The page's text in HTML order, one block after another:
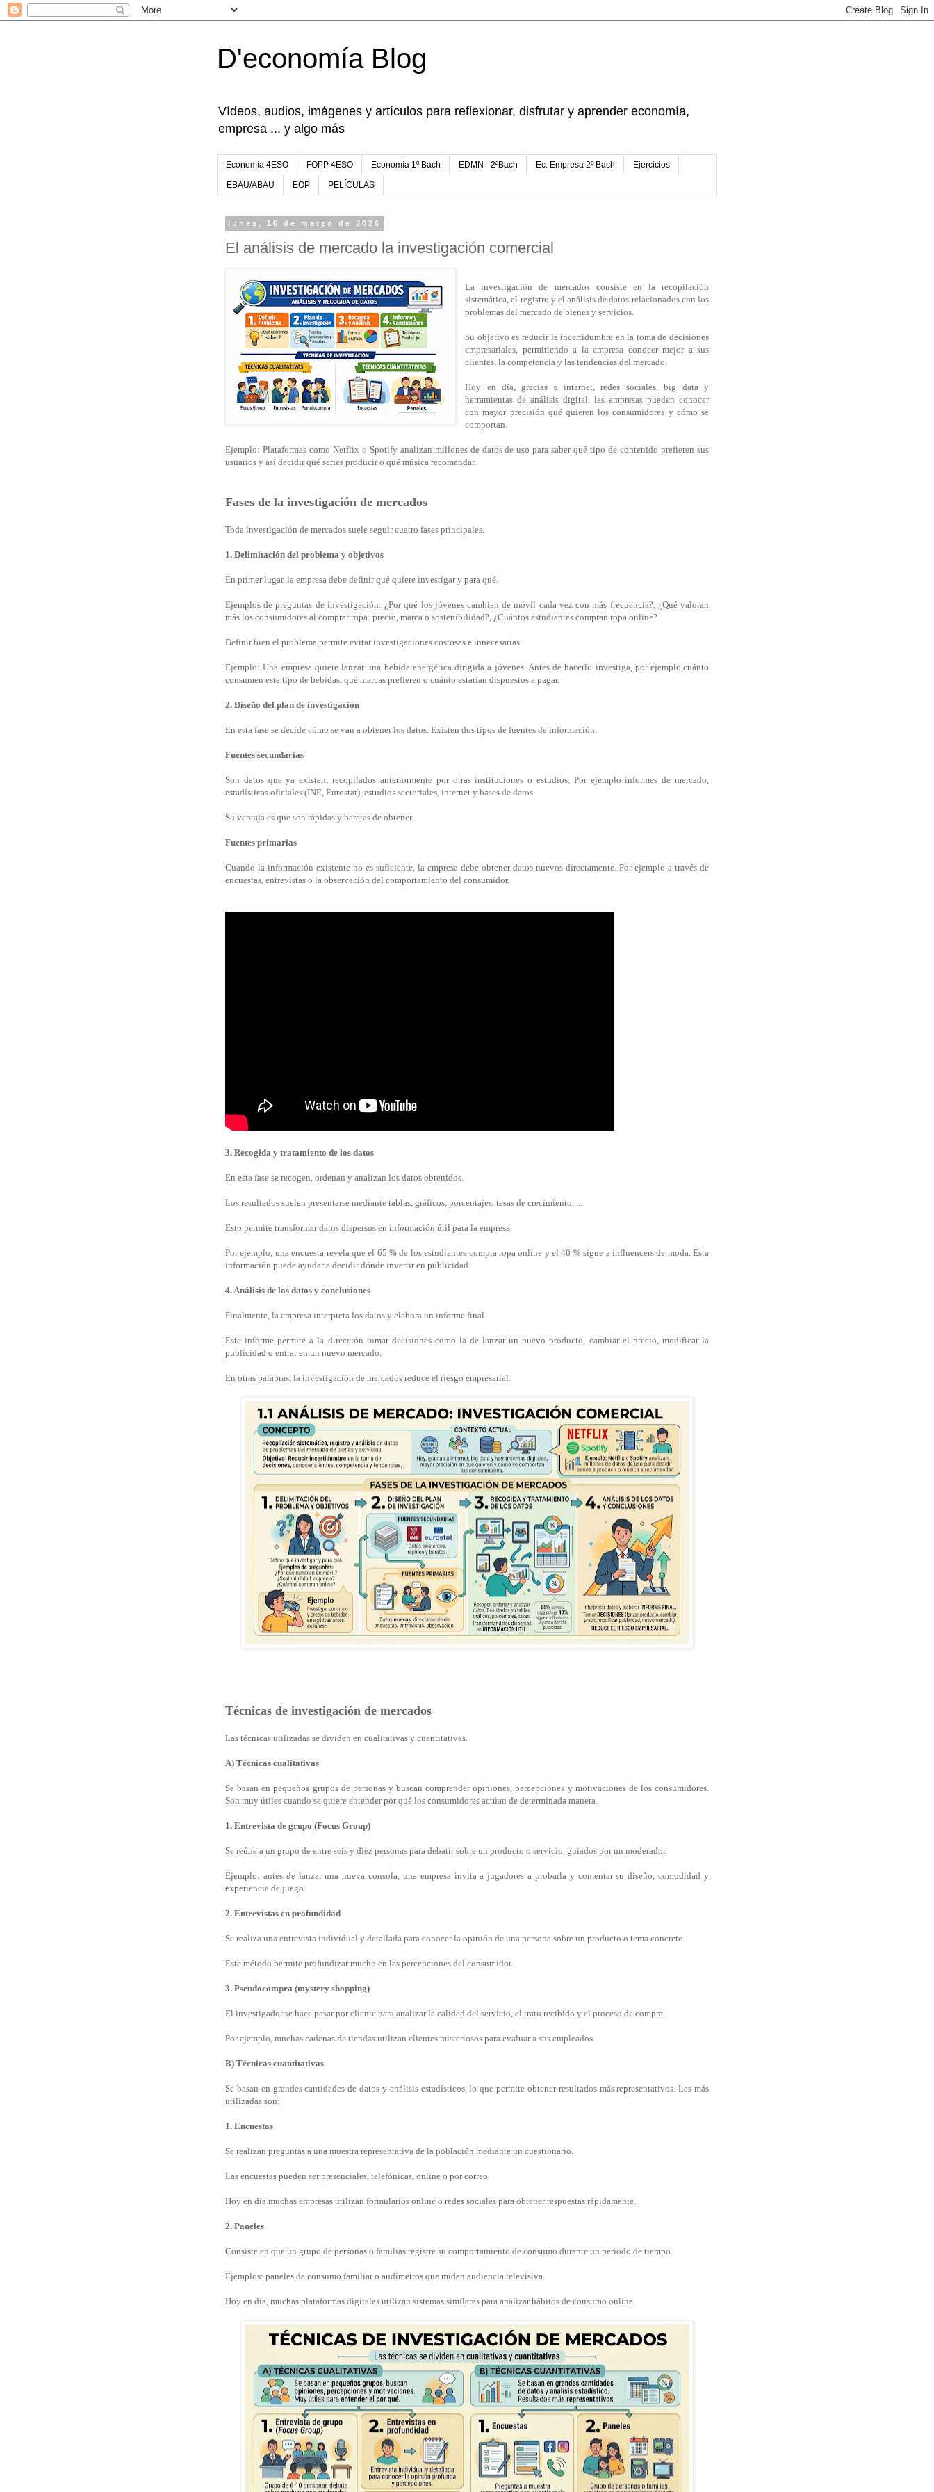
D'economía Blog
Vídeos, audios, imágenes y artículos para reflexionar, disfrutar y aprender economía,
empresa ... y algo más
Economía 4ESO FOPP 4ESO Economía 1º Bach EDMN - 2ªBach Ec. Empresa 2º Bach Ejercicios
EBAU/ABAU EOP PELÍCULAS
lunes, 16 de marzo de 2026
El análisis de mercado la investigación comercial
La investigación de mercados consiste en la recopilación
sistemática, el registro y el análisis de datos relacionados con los
problemas del mercado de bienes y servicios.
Su objetivo es reducir la incertidumbre en la toma de decisiones
empresariales, permitiendo a la empresa conocer mejor a sus
clientes, la competencia y las tendencias del mercado.
Hoy en día, gracias a internet, redes sociales, big data y
herramientas de análisis digital, las empresas pueden conocer
con mayor precisión qué quieren los consumidores y cómo se
comportan.
Ejemplo: Plataformas como Netflix o Spotify analizan millones de datos de uso para saber qué tipo de contenido prefieren sus
usuarios y así decidir qué series producir o qué música recomendar.
Fases de la investigación de mercados
Toda investigación de mercados suele seguir cuatro fases principales.
1. Delimitación del problema y objetivos
En primer lugar, la empresa debe definir qué quiere investigar y para qué.
Ejemplos de preguntas de investigación: ¿Por qué los jóvenes cambian de móvil cada vez con más frecuencia?, ¿Qué valoran
más los consumidores al comprar ropa: precio, marca o sostenibilidad?, ¿Cuántos estudiantes compran ropa online?
Definir bien el problema permite evitar investigaciones costosas e innecesarias.
Ejemplo: Una empresa quiere lanzar una bebida energética dirigida a jóvenes. Antes de hacerlo investiga, por ejemplo,cuánto
consumen este tipo de bebidas, qué marcas prefieren o cuánto estarían dispuestos a pagar.
2. Diseño del plan de investigación
En esta fase se decide cómo se van a obtener los datos. Existen dos tipos de fuentes de información:
Fuentes secundarias
Son datos que ya existen, recopilados anteriormente por otras instituciones o estudios. Por ejemplo informes de mercado,
estadísticas oficiales (INE, Eurostat), estudios sectoriales, internet y bases de datos.
Su ventaja es que son rápidas y baratas de obtener.
Fuentes primarias
Cuando la información existente no es suficiente, la empresa debe obtener datos nuevos directamente. Por ejemplo a través de
encuestas, entrevistas o la observación del comportamiento del consumidor.
3. Recogida y tratamiento de los datos
En esta fase se recogen, ordenan y analizan los datos obtenidos.
Los resultados suelen presentarse mediante tablas, gráficos, porcentajes, tasas de crecimiento, ...
Esto permite transformar datos dispersos en información útil para la empresa.
Por ejemplo, una encuesta revela que el 65 % de los estudiantes compra ropa online y el 40 % sigue a influencers de moda. Esta
información puede ayudar a decidir dónde invertir en publicidad.
4. Análisis de los datos y conclusiones
Finalmente, la empresa interpreta los datos y elabora un informe final.
Este informe permite a la dirección tomar decisiones como la de lanzar un nuevo producto, cambiar el precio, modificar la
publicidad o entrar en un nuevo mercado.
En otras palabras, la investigación de mercados reduce el riesgo empresarial.
Técnicas de investigación de mercados
Las técnicas utilizadas se dividen en cualitativas y cuantitativas.
A) Técnicas cualitativas
Se basan en pequeños grupos de personas y buscan comprender opiniones, percepciones y motivaciones de los consumidores.
Son muy útiles cuando se quiere entender por qué los consumidores actúan de determinada manera.
1. Entrevista de grupo (Focus Group)
Se reúne a un grupo de entre seis y diez personas para debatir sobre un producto o servicio, guiados por un moderador.
Ejemplo: antes de lanzar una nueva consola, una empresa invita a jugadores a probarla y comentar su diseño, comodidad y
experiencia de juego.
2. Entrevistas en profundidad
Se realiza una entrevista individual y detallada para conocer la opinión de una persona sobre un producto o tema concreto.
Este método permite profundizar mucho en las percepciones del consumidor.
3. Pseudocompra (mystery shopping)
El investigador se hace pasar por cliente para analizar la calidad del servicio, el trato recibido y el proceso de compra.
Por ejemplo, muchas cadenas de tiendas utilizan clientes misteriosos para evaluar a sus empleados.
B) Técnicas cuantitativas
Se basan en grandes cantidades de datos y análisis estadísticos, lo que permite obtener resultados más representativos. Las más
utilizadas son:
1. Encuestas
Se realizan preguntas a una muestra representativa de la población mediante un cuestionario.
Las encuestas pueden ser presenciales, telefónicas, online o por correo.
Hoy en día muchas empresas utilizan formularios online o redes sociales para obtener respuestas rápidamente.
2. Paneles
Consiste en que un grupo de personas o familias registre su comportamiento de consumo durante un periodo de tiempo.
Ejemplos: paneles de consumo familiar o audímetros que miden audiencia televisiva.
Hoy en día, muchas plataformas digitales utilizan sistemas similares para analizar hábitos de consumo online.